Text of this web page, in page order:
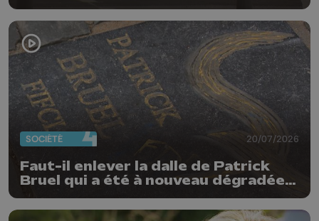
Guillemins...
SOCIÉTÉ 20/07/2026
Faut-il enlever la dalle de Patrick
Bruel qui a été à nouveau dégradée ?
"Nos ouvriers sont en vacances"